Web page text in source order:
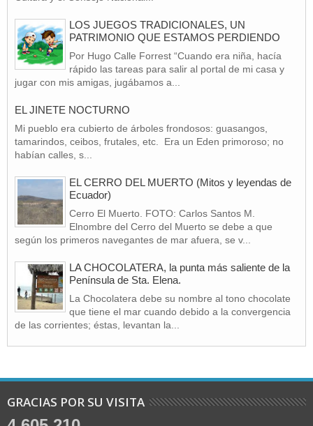
LOS JUEGOS TRADICIONALES, UN
PATRIMONIO QUE ESTAMOS PERDIENDO
Por Hugo Calle Forrest “Cuando era niña, hacía
rápido las tareas para salir al portal de mi casa y
jugar con mis amigas, jugábamos a...
EL JINETE NOCTURNO
Mi pueblo era cubierto de árboles frondosos: guasangos,
tamarindos, ceibos, frutales, etc. Era un Eden primoroso; no
habían calles, s...
EL CERRO DEL MUERTO (Mitos y leyendas de
Ecuador)
Cerro El Muerto. FOTO: Carlos Santos M.
Elnombre del Cerro del Muerto se debe a que
según los primeros navegantes de mar afuera, se v...
LA CHOCOLATERA, la punta más saliente de la
Península de Sta. Elena.
La Chocolatera debe su nombre al tono chocolate
que tiene el mar cuando debido a la convergencia
de las corrientes; éstas, levantan la...
GRACIAS POR SU VISITA